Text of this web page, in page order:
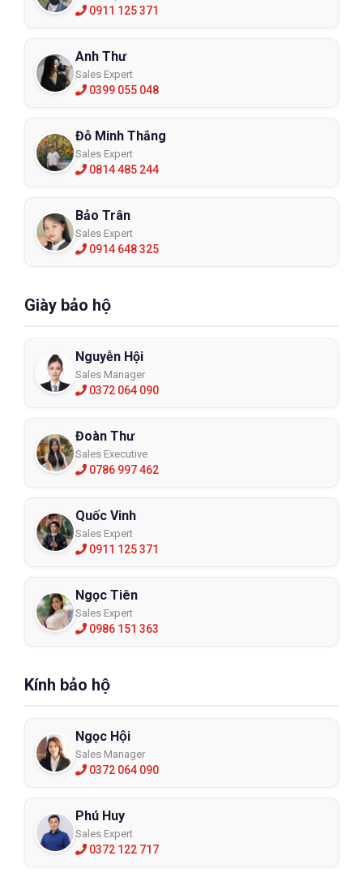
0911 125 371
Anh Thư
Sales Expert
0399 055 048
Đỗ Minh Thắng
Sales Expert
0814 485 244
Bảo Trân
Sales Expert
0914 648 325
Giày bảo hộ
Nguyễn Hội
Sales Manager
0372 064 090
Đoàn Thư
Sales Executive
0786 997 462
Quốc Vinh
Sales Expert
0911 125 371
Ngọc Tiên
Sales Expert
0986 151 363
Kính bảo hộ
Ngọc Hội
Sales Manager
0372 064 090
Phú Huy
Sales Expert
0372 122 717